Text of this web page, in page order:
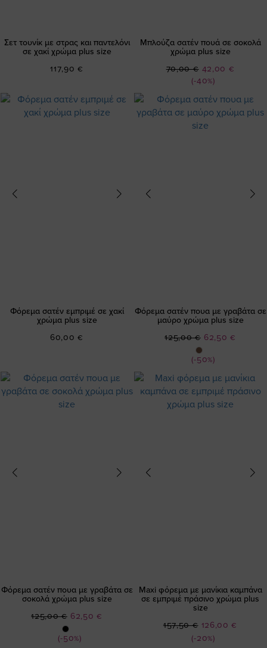
Σετ τουνίκ με στρας και παντελόνι
σε χακί χρώμα plus size
117,90 €
Μπλούζα σατέν πουά σε σοκολά
χρώμα plus size
(-40%)
Ειδική
Τιμή
42,00 €
70,00 €
Φόρεμα σατέν εμπριμέ σε χακί
χρώμα plus size
60,00 €
Φόρεμα σατέν πουα με γραβάτα σε
μαύρο χρώμα plus size
(-50%)
Ειδική
62,50 €
125,00 €
Φόρεμα σατέν πουα με γραβάτα σε
σοκολά χρώμα plus size
(-50%)
Ειδική
62,50 €
125,00 €
Maxi φόρεμα με μανίκια καμπάνα
σε εμπριμέ πράσινο χρώμα plus
size
(-20%)
Ειδική
Τιμή
126,00 €
157,50 €